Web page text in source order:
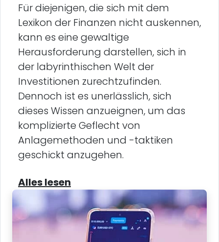
Für diejenigen, die sich mit dem
Lexikon der Finanzen nicht auskennen,
kann es eine gewaltige
Herausforderung darstellen, sich in
der labyrinthischen Welt der
Investitionen zurechtzufinden.
Dennoch ist es unerlässlich, sich
dieses Wissen anzueignen, um das
komplizierte Geflecht von
Anlagemethoden und -taktiken
geschickt anzugehen.
Alles lesen